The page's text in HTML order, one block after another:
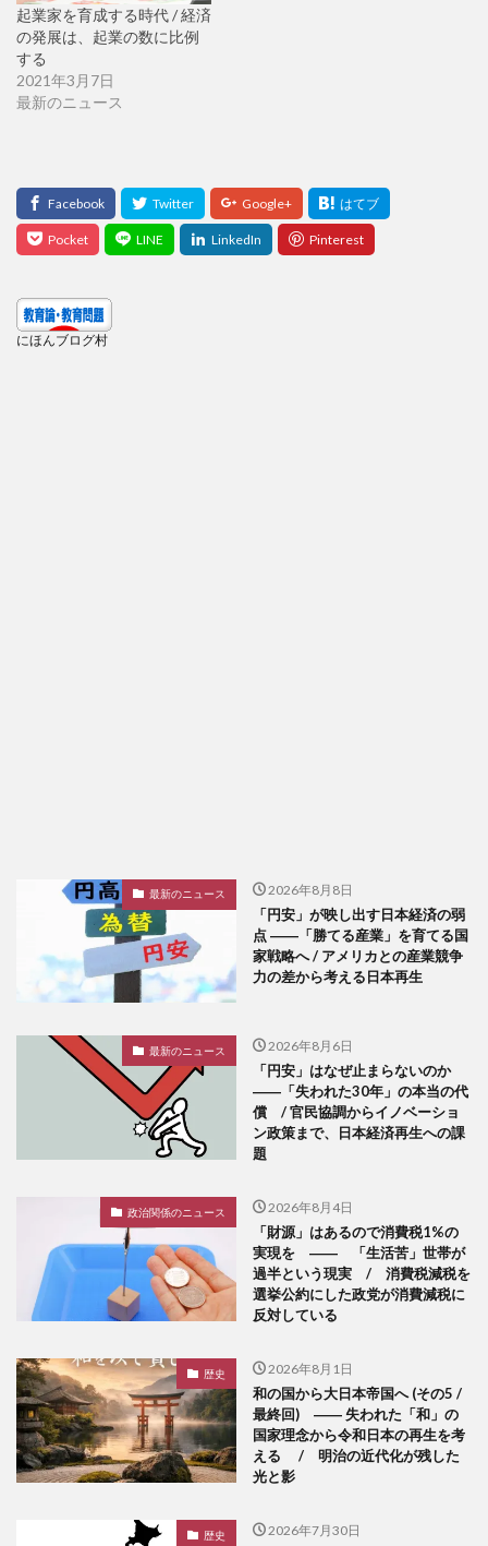
起業家を育成する時代 / 経済
の発展は、起業の数に比例
する
2021年3月7日
最新のニュース
にほんブログ村
最新のニュース 2026年8月8日
「円安」が映し出す日本経済の弱
点 ――「勝てる産業」を育てる国
家戦略へ / アメリカとの産業競争
力の差から考える日本再生
最新のニュース 2026年8月6日
「円安」はなぜ止まらないのか
――「失われた30年」の本当の代
償 / 官民協調からイノベーショ
ン政策まで、日本経済再生への課
題
政治関係のニュース 2026年8月4日
「財源」はあるので消費税1%の
実現を ―― 「生活苦」世帯が
過半という現実 / 消費税減税を
選挙公約にした政党が消費減税に
反対している
歴史 2026年8月1日
和の国から大日本帝国へ (その5 /
最終回) ―― 失われた「和」の
国家理念から令和日本の再生を考
える / 明治の近代化が残した
光と影
歴史 2026年7月30日